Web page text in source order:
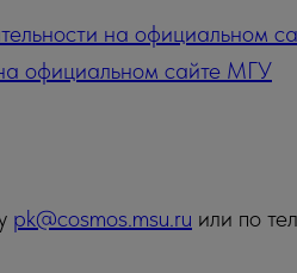
на официальном
официальном сайте МГУ
pk@cosmos.msu.ru или по